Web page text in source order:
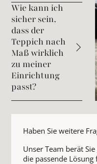
Wie kann ich
sicher sein,
dass der
Teppich nach
Maß wirklich
zu meiner
Einrichtung
passt?
Haben Sie weitere
Unser Team berät
die passende Lösung